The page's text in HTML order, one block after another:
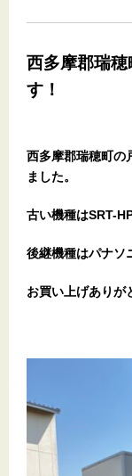
西多摩郡瑞
す！
西多摩郡瑞穂町の
ました。
古い機種はSRT-
後継機種はパナソ
お買い上げありが